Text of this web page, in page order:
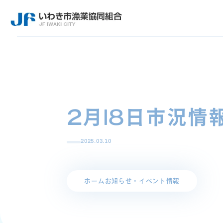
2月18日市況情
2025.03.10
ホーム お知らせ・イベント情報